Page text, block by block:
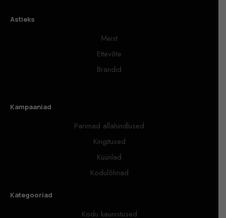
Astieks
Meist
Ettevõte
Brändid
Kampaaniad
Parimad allahindlused
Kingitused
Küünlad
Kodulõhnad
Kategooriad
Kodu kaunistused